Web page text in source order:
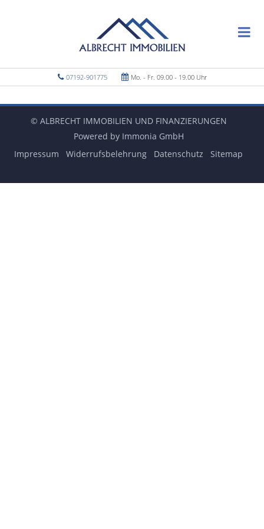
07192-901775 Mo. - Fr. 09.00 - 19.00 Uhr
© ALBRECHT IMMOBILIEN UND FINANZIERUNGEN
Powered by Immonia GmbH
Impressum
Widerrufsbelehrung Datenschutz Sitemap